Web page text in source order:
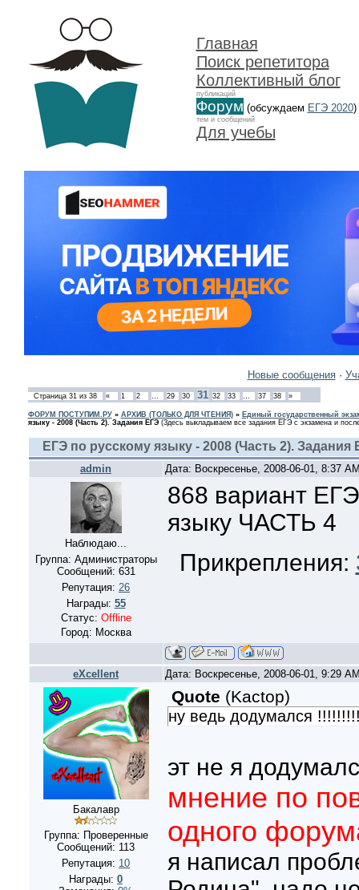
Главная
Поиск репетитора
Коллективный блог
публикаций
Форум (обсуждаем ЕГЭ 2020)
тем и сообщений
Для учебы
Новые сообщения·
Страница 31из 38 « 1 2 … 29 30 31 32 33 … 37 38 »
ФОРУМ ПОСТУПИМ.РУ» АРХИВ (ТОЛЬКО ДЛЯ ЧТЕНИЯ)» Единый государственный
языку - 2008 (Часть 2). Задания ЕГЭ (Здесь выкладываем все задания ЕГЭ с экзамена и
ЕГЭ по русскому языку - 2008 (Часть 2). Задания
admin Дата: Воскресенье, 2008-06-01, 8:37
Наблюдаю...
Группа: Администраторы
Сообщений: 631
Репутация: 26
Награды: 55
Статус: Offline
Город: Москва
868 вариант
языку ЧАСТЬ 4
Прикрепления:
eXcellent Дата: Воскресенье, 2008-06-01, 9:29
Бакалавр
Группа: Проверенные
Сообщений: 113
Репутация: 10
Награды: 0
Quote (Kactop)
ну ведь додумался
эт не я
мнение по
одного
я написал